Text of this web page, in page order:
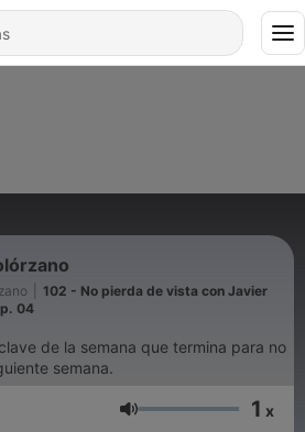
102 - No pierda de vista con Javier
04
de la semana que termina para no
semana.
Volumen 1 x